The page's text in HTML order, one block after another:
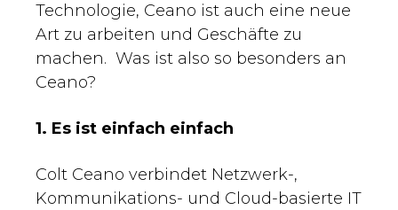
Technologie, Ceano ist auch eine neue
Art zu arbeiten und Geschäfte zu
machen. Was ist also so besonders an
Ceano?
1. Es ist einfach einfach
Colt Ceano verbindet Netzwerk-,
Kommunikations- und Cloud-basierte IT